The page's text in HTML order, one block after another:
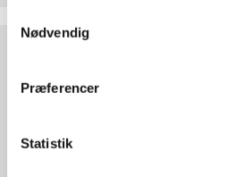
Nødvendig
Præferencer
Statistik
Abortdebat